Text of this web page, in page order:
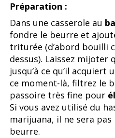
Préparation :
Dans une casserole au
fondre le beurre et
triturée (d’abord bouilli
dessus). Laissez mijoter
jusqu’à ce qu’il acquiert
ce moment-là, filtrez le
passoire très fine pour
Si vous avez utilisé du
marijuana, il ne sera
beurre.